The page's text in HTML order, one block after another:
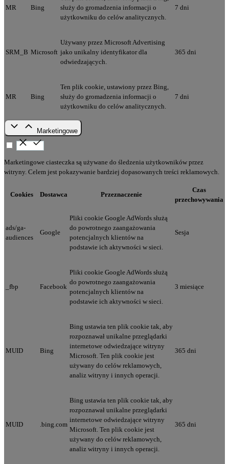
MR Bing
służy do gromadzenia informacji o
użytkowniku do celów analitycznych.
7 dni
SRM_B Microsoft
Używany przez Microsoft Advertising
jako unikalny identyfikator dla
odwiedzających.
365 dni
MR Bing
Ten plik cookie, ustawiony przez Bing,
służy do gromadzenia informacji o
użytkowniku do celów analitycznych.
7 dni
Marketingowe
Marketingowe ciasteczka są używane do śledzenia użytkowników przez
witryny. Celem jest pokazywanie bardziej dopasowanych treści reklamowych.
Cookies Dostawca Przeznaczenie
Czas
przechowywania
ads/ga-
audiences
Google
Pliki cookie Google AdWords służą
do powrotnego zaangażowania
potencjalnych klientów na
podstawie ich aktywności w sieci.
Sesja
_fbp Facebook
Pliki cookie Google AdWords służą
do powrotnego zaangażowania
potencjalnych klientów na
podstawie ich aktywności w sieci.
3 miesiące
MUID Bing
Bing ustawia ten plik cookie tak, aby
rozpoznawał unikalne przeglądarki
internetowe odwiedzające witryny
Microsoft. Ten plik cookie jest
używany do celów reklamowych,
analiz witryny i innych operacji.
365 dni
MUID .bing.com
Bing ustawia ten plik cookie tak, aby
rozpoznawał unikalne przeglądarki
internetowe odwiedzające witryny
Microsoft. Ten plik cookie jest
używany do celów reklamowych,
analiz witryny i innych operacji.
365 dni